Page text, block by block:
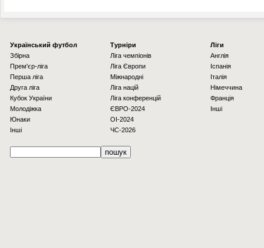
Українcький футбол
Збірна
Прем'єр-ліга
Перша ліга
Друга ліга
Кубок України
Молодіжка
Юнаки
Інші
Турніри
Ліга чемпіонів
Ліга Європи
Міжнародні
Ліга націй
Ліга конференцій
ЄВРО-2024
OI-2024
ЧС-2026
Ліги
Англія
Іспанія
Італія
Німеччина
Франція
Інші